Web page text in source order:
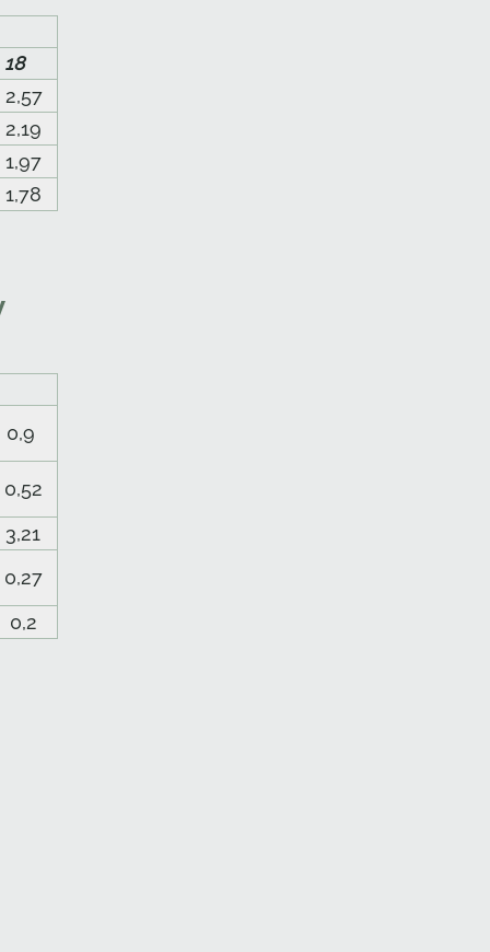
18
2,57
2,19
1,97
1,78
0,9
0,52
3,21
0,27
0,2